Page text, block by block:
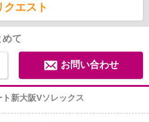
クエスト
めて
お問い合わせ
新大阪Vソレックス